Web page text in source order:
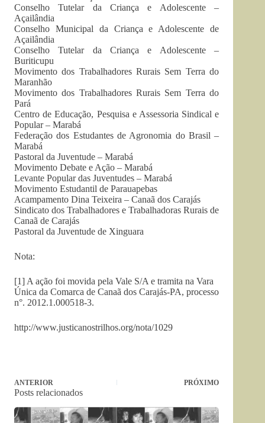
Conselho Tutelar da Criança e Adolescente –
Açailândia
Conselho Municipal da Criança e Adolescente de
Açailândia
Conselho Tutelar da Criança e Adolescente –
Buriticupu
Movimento dos Trabalhadores Rurais Sem Terra do
Maranhão
Movimento dos Trabalhadores Rurais Sem Terra do
Pará
Centro de Educação, Pesquisa e Assessoria Sindical e
Popular – Marabá
Federação dos Estudantes de Agronomia do Brasil –
Marabá
Pastoral da Juventude – Marabá
Movimento Debate e Ação – Marabá
Levante Popular das Juventudes – Marabá
Movimento Estudantil de Parauapebas
Acampamento Dina Teixeira – Canaã dos Carajás
Sindicato dos Trabalhadores e Trabalhadoras Rurais de
Canaã de Carajás
Pastoral da Juventude de Xinguara
Nota:
[1] A ação foi movida pela Vale S/A e tramita na Vara
Única da Comarca de Canaã dos Carajás-PA, processo
n°. 2012.1.000518-3.
http://www.justicanostrilhos.org/nota/1029
ANTERIOR PRÓXIMO
Posts relacionados